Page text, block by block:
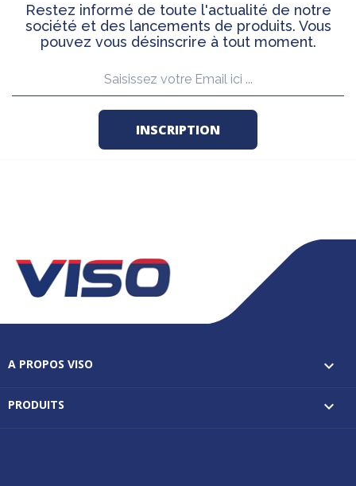
Restez informé de toute l'actualité de notre
société et des lancements de produits. Vous
pouvez vous désinscrire à tout moment.
A PROPOS VISO 
PRODUITS 